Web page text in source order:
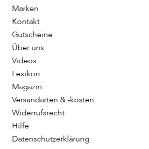
Marken
Kontakt
Gutscheine
Über uns
Videos
Lexikon
Magazin
Versandarten & -kosten
Widerrufsrecht
Hilfe
Datenschutzerklärung